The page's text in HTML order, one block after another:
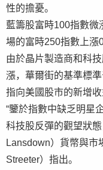
性的擔憂。
藍籌股富時100指數微
場的富時250指數上漲
由於晶片製造商和科
漲，華爾街的基準標
指向美國股市的新增收
“鑒於指數中缺乏明星
科技股反彈的觀望狀
Lansdown）貨幣與市
Streeter）指出。